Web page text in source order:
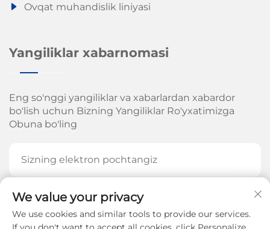
Ovqat muhandislik liniyasi
Yangiliklar xabarnomasi
Eng so'nggi yangiliklar va xabarlardan xabardor
bo'lish uchun Bizning Yangiliklar Ro'yxatimizga
Obuna bo'ling
HOZIR OBUNA BOʻLING
We value your privacy
We use cookies and similar tools to provide our services.